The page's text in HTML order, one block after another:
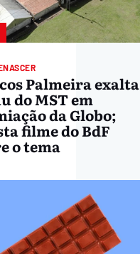
Palmeira exalta
do MST em
da Globo;
filme do BdF
o tema